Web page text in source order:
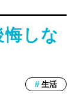
しな
生活